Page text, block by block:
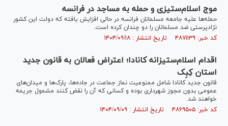
موج اسلام‌ستیزی و حمله به مساجد در فرانسه
حمله‌ها علیه جامعه مسلمانان فرانسه در حالی افزایش یافته که دولت این کشور
نژادپرستی ضد مسلمانان را دو چندان کرده است.
کد خبر: ۴۸۷۱۱۳۹ تاریخ انتشار : ۱۴۰۴/۰۹/۱۸
اقدام اسلام‌ستیزانه کانادا؛ اعتراض فعالان به قانون جدید
استان کِبِک
قانون جدید کانادا شامل ممنوعیت نماز جماعت در جاده‌ها، پارک‌ها و میدان‌های
عمومی بدون مجوز شهرداری بوده و کسانی که آن را نقض کنند مشمول جریمه
خواهند شد.
کد خبر: ۴۸۶۹۵۰۵ تاریخ انتشار : ۱۴۰۴/۰۹/۰۹